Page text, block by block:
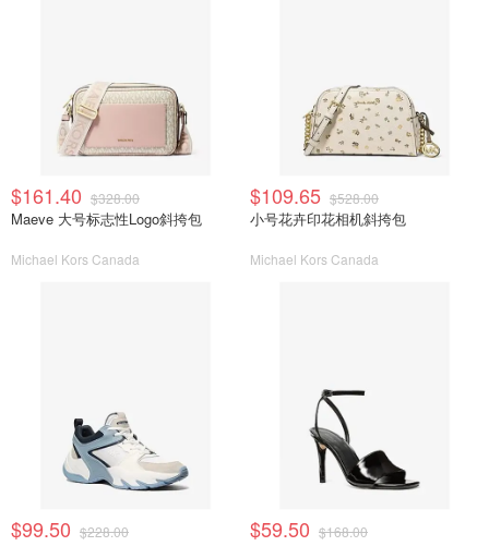
$161.40 $328.00
Maeve 大号标志性Logo斜挎包
Michael Kors Canada
$109.65 $528.00
小号花卉印花相机斜挎包
Michael Kors Canada
$99.50 $228.00 $59.50 $168.00